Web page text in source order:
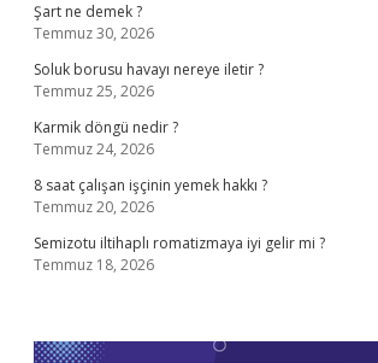
Şart ne demek ?
Temmuz 30, 2026
Soluk borusu havayı nereye iletir ?
Temmuz 25, 2026
Karmik döngü nedir ?
Temmuz 24, 2026
8 saat çalışan işçinin yemek hakkı ?
Temmuz 20, 2026
Semizotu iltihaplı romatizmaya iyi gelir mi ?
Temmuz 18, 2026